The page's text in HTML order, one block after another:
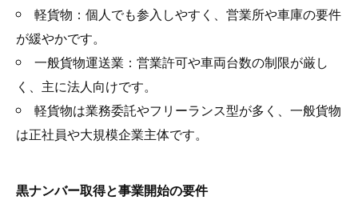
軽貨物：個人でも参入しやすく、営業所や車庫の要件
が緩やかです。
一般貨物運送業：営業許可や車両台数の制限が厳し
く、主に法人向けです。
軽貨物は業務委託やフリーランス型が多く、一般貨物
は正社員や大規模企業主体です。
黒ナンバー取得と事業開始の要件